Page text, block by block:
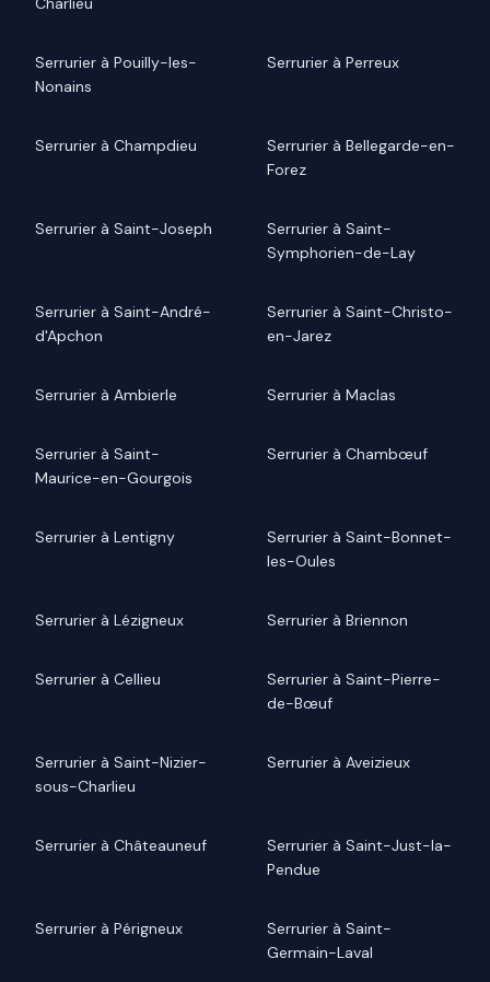
Serrurier à Pouilly-les-
Nonains
Serrurier à Perreux
Serrurier à Champdieu
Serrurier à Bellegarde-en-
Forez
Serrurier à Saint-Joseph
Serrurier à Saint-
Symphorien-de-Lay
Serrurier à Saint-André-
d'Apchon
Serrurier à Saint-Christo-
en-Jarez
Serrurier à Ambierle Serrurier à Maclas
Serrurier à Saint-
Maurice-en-Gourgois
Serrurier à Chambœuf
Serrurier à Lentigny
Serrurier à Saint-Bonnet-
les-Oules
Serrurier à Lézigneux Serrurier à Briennon
Serrurier à Cellieu
Serrurier à Saint-Pierre-
de-Bœuf
Serrurier à Saint-Nizier-
sous-Charlieu
Serrurier à Aveizieux
Serrurier à Châteauneuf
Serrurier à Saint-Just-la-
Pendue
Serrurier à Périgneux
Serrurier à Saint-
Germain-Laval